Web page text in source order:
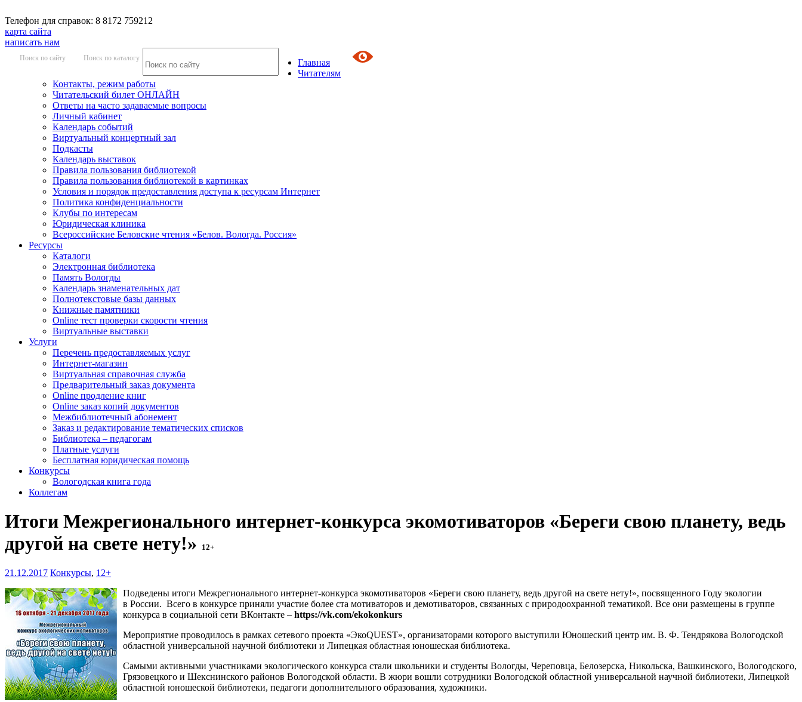
Телефон для справок: 8 8172 759212
карта сайта
написать нам
Поиск по сайту Поиск по каталогу
Главная
Читателям
Контакты, режим работы
Читательский билет ОНЛАЙН
Ответы на часто задаваемые вопросы
Личный кабинет
Календарь событий
Виртуальный концертный зал
Подкасты
Календарь выставок
Правила пользования библиотекой
Правила пользования библиотекой в картинках
Условия и порядок предоставления доступа к ресурсам Интернет
Политика конфиденциальности
Клубы по интересам
Юридическая клиника
Всероссийские Беловские чтения «Белов. Вологда. Россия»
Ресурсы
Каталоги
Электронная библиотека
Память Вологды
Календарь знаменательных дат
Полнотекстовые базы данных
Книжные памятники
Online тест проверки скорости чтения
Виртуальные выставки
Услуги
Перечень предоставляемых услуг
Интернет-магазин
Виртуальная справочная служба
Предварительный заказ документа
Online продление книг
Online заказ копий документов
Межбиблиотечный абонемент
Заказ и редактирование тематических списков
Библиотека – педагогам
Платные услуги
Бесплатная юридическая помощь
Конкурсы
Вологодская книга года
Коллегам
Итоги Межрегионального интернет-конкурса экомотиваторов «Береги свою планету, ведь
другой на свете нету!»
12+
21.12.2017 Конкурсы, 12+
Подведены итоги Межрегионального интернет-конкурса экомотиваторов «Береги свою планету, ведь другой на свете нету!», посвященного Году экологии
в России. Всего в конкурсе приняли участие более ста мотиваторов и демотиваторов, связанных с природоохранной тематикой. Все они размещены в группе
конкурса в социальной сети ВКонтакте – https://vk.com/ekokonkurs
Мероприятие проводилось в рамках сетевого проекта «ЭкоQUEST», организаторами которого выступили Юношеский центр им. В. Ф. Тендрякова Вологодской
областной универсальной научной библиотеки и Липецкая областная юношеская библиотека.
Самыми активными участниками экологического конкурса стали школьники и студенты Вологды, Череповца, Белозерска, Никольска, Вашкинского, Вологодского,
Грязовецкого и Шекснинского районов Вологодской области. В жюри вошли сотрудники Вологодской областной универсальной научной библиотеки, Липецкой
областной юношеской библиотеки, педагоги дополнительного образования, художники.